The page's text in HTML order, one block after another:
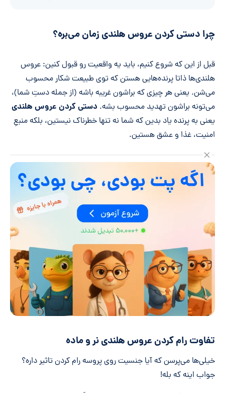
چرا دستی کردن عروس هلندی زمان می‌بره؟
قبل از این که شروع کنیم، باید یه واقعیت رو قبول کنین: عروس
هلندی‌ها ذاتا پرنده‌هایی هستن که توی طبیعت شکار محسوب
می‌شن. یعنی هر چیزی که براشون غریبه باشه (از جمله دستِ شما)،
می‌تونه براشون تهدید محسوب بشه. دستی کردن عروس هلندی
یعنی به پرنده یاد بدین که شما نه تنها خطرناک نیستین، بلکه منبعِ
امنیت، غذا و عشق هستین.
تفاوت رام کردن عروس هلندی نر و ماده
خیلی‌ها می‌پرسن که آیا جنسیت روی پروسه رام کردن تاثیر داره؟
جواب اینه که بله!